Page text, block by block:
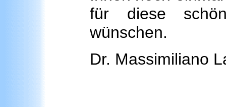
für diese
wünschen.
Dr. Massimiliano